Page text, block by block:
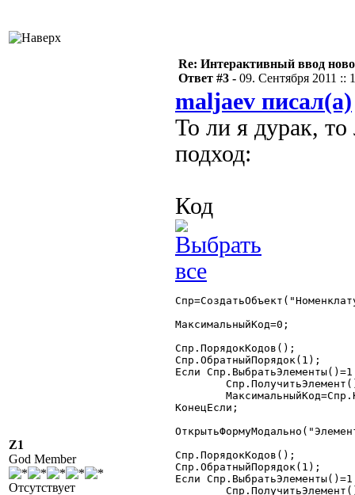
Z1
God Member
Отсутствует
Re: Интерактивный ввод
Ответ #3 - 09. Сентября 2011 ::
maljaev писал(а)
То ли я дурак,
подход:
Код
МаксимальныйКод=0;
Спр.ПорядокКодов();
Спр.ОбратныйПорядок(1);
Если
КонецЕсли;
Спр.ПорядокКодов();
Спр.ОбратныйПорядок(1);
Если